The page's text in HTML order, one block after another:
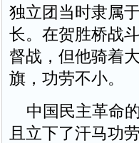
独立团当时隶属
长。在贺胜桥战
督战，但他骑着
旗，功劳不小。
中国民主革命
且立下了汗马功